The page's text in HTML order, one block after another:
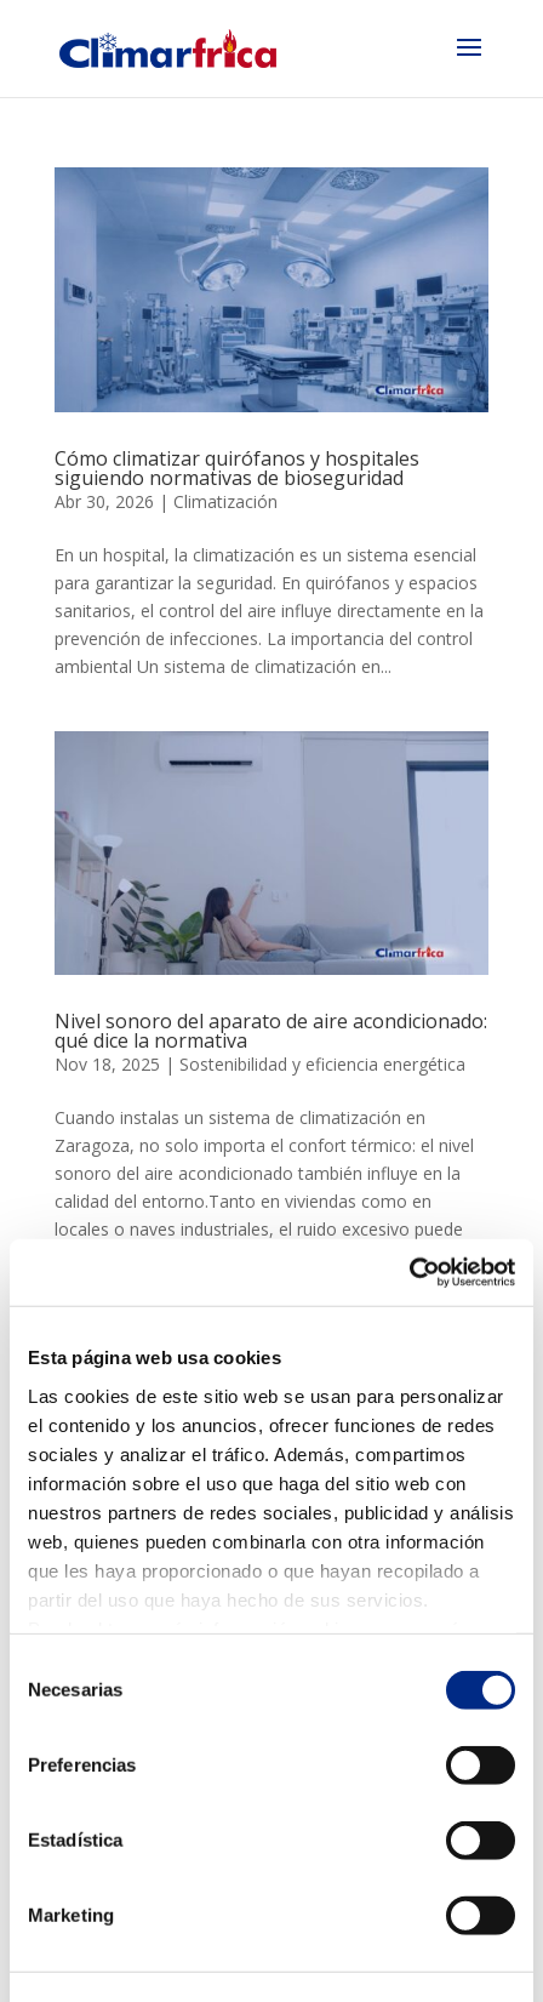
Esta página web usa cookies
Las cookies de este sitio web se usan para personalizar
el contenido y los anuncios, ofrecer funciones de redes
sociales y analizar el tráfico. Además, compartimos
información sobre el uso que haga del sitio web con
nuestros partners de redes sociales, publicidad y análisis
web, quienes pueden combinarla con otra información
que les haya proporcionado o que hayan recopilado a
partir del uso que haya hecho de sus servicios.
Necesarias
Preferencias
Estadística
Marketing
Cómo climatizar quirófanos y hospitales
siguiendo normativas de bioseguridad
Abr 30, 2026 | Climatización
En un hospital, la climatización es un sistema esencial
para garantizar la seguridad. En quirófanos y espacios
sanitarios, el control del aire influye directamente en la
prevención de infecciones. La importancia del control
ambiental Un sistema de climatización en...
Nivel sonoro del aparato de aire acondicionado:
qué dice la normativa
Nov 18, 2025 | Sostenibilidad y eficiencia energética
Cuando instalas un sistema de climatización en
Zaragoza, no solo importa el confort térmico: el nivel
sonoro del aire acondicionado también influye en la
calidad del entorno.Tanto en viviendas como en
locales o naves industriales, el ruido excesivo puede
Normativa de Climatización en Zaragoza: Todo
lo que Debes Saber en 2025
Climatización
de aire acondicionado en Zaragoza, conoce la
materia de climatización. Cumplir con la legislación no
solo evita sanciones, sino que también garantiza tu